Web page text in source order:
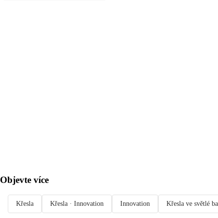
Objevte více
Křesla Křesla · Innovation Innovation Křesla ve světlé